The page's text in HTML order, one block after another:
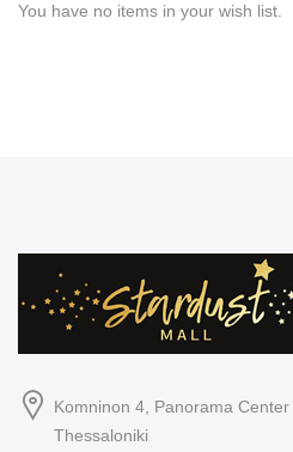
You have no items in your wish list.
Komninon 4, Panorama Center
Thessaloniki